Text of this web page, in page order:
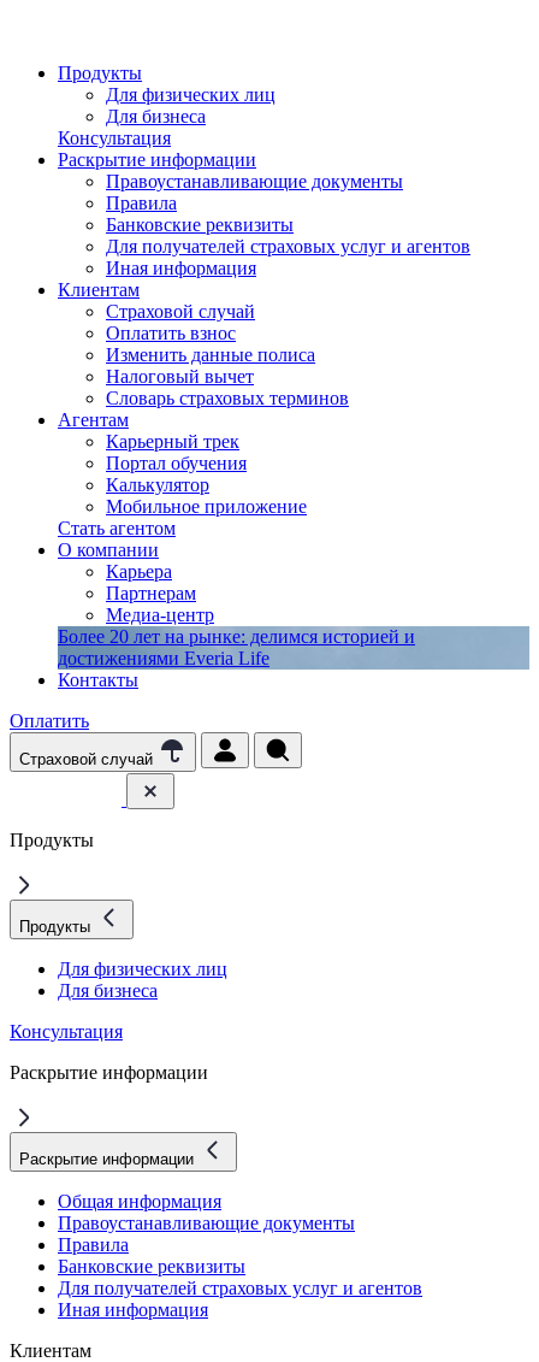
Продукты
Для физических лиц
Для бизнеса
Консультация
Раскрытие информации
Правоустанавливающие документы
Правила
Банковские реквизиты
Для получателей страховых услуг и агентов
Иная информация
Клиентам
Страховой случай
Оплатить взнос
Изменить данные полиса
Налоговый вычет
Словарь страховых терминов
Агентам
Карьерный трек
Портал обучения
Калькулятор
Мобильное приложение
Стать агентом
О компании
Карьера
Партнерам
Медиа-центр
Более 20 лет на рынке: делимся историей и
достижениями Everia Life
Контакты
Оплатить
Страховой случай
Продукты
Продукты
Для физических лиц
Для бизнеса
Консультация
Раскрытие информации
Раскрытие информации
Общая информация
Правоустанавливающие документы
Правила
Банковские реквизиты
Для получателей страховых услуг и агентов
Иная информация
Клиентам